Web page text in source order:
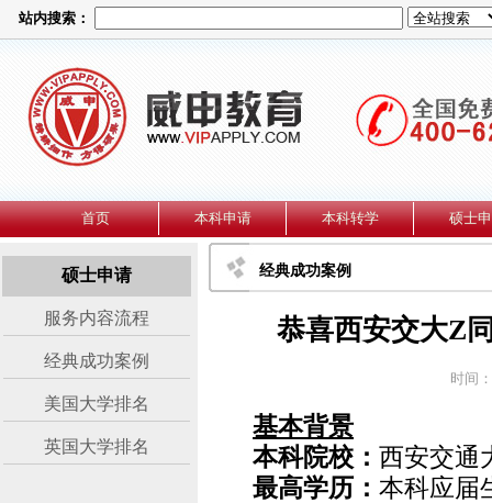
站内搜索：
首页 本科申请 本科转学 硕士
硕士申请
服务内容流程
经典成功案例
美国大学排名
英国大学排名
经典成功案例
恭喜西安交大Z
时间
基本背景
本科院校： 西安交通
最高学历： 本科应届